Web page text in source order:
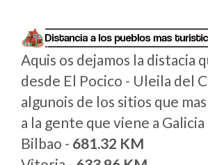
Aquis os dejamos la distacia
desde El Pocico - Uleila del
algunois de los sitios que
a la gente que viene a Galicia
Bilbao - 681.32 KM